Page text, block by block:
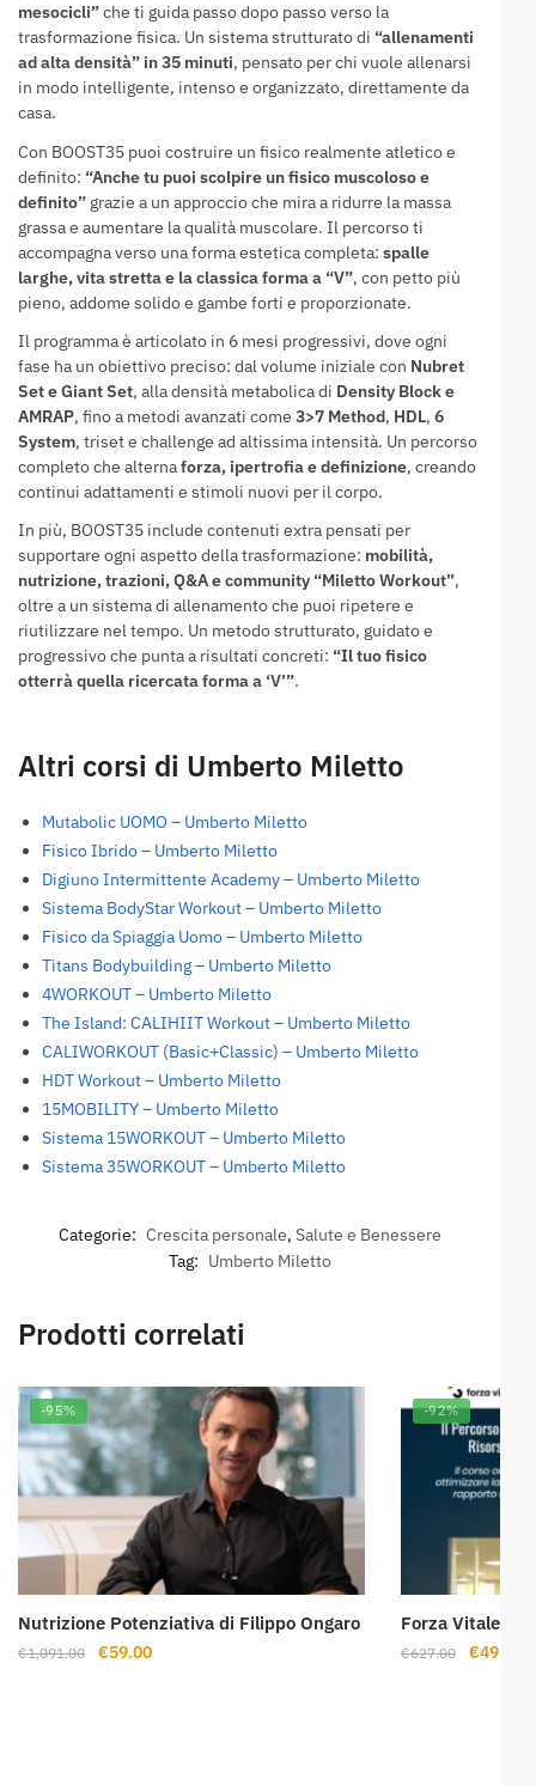
mesocicli”che ti guida passo dopo passo verso la
trasformazione fisica. Un sistema strutturato di “allenamenti
ad alta densità” in 35 minuti, pensato per chi vuole allenarsi
in modo intelligente, intenso e organizzato, direttamente da
casa.
Con BOOST35 puoi costruire un fisico realmente atletico e
definito: “Anche tu puoi scolpire un fisico muscoloso e
definito” grazie a un approccio che mira a ridurre la massa
grassa e aumentare la qualità muscolare. Il percorso ti
accompagna verso una forma estetica completa: spalle
larghe, vita stretta e la classica forma a “V”, con petto più
pieno, addome solido e gambe forti e proporzionate.
Il programma è articolato in 6 mesi progressivi, dove ogni
fase ha un obiettivo preciso: dal volume iniziale con Nubret
Set e Giant Set, alla densità metabolica di Density Block e
AMRAP, fino a metodi avanzati come 3>7 Method, HDL, 6
System, triset e challenge ad altissima intensità. Un percorso
completo che alternaforza, ipertrofia e definizione, creando
continui adattamenti e stimoli nuovi per il corpo.
In più, BOOST35 include contenuti extra pensati per
supportare ogni aspetto della trasformazione: mobilità,
nutrizione, trazioni, Q&A e community “Miletto Workout”,
oltre a un sistema di allenamento che puoi ripetere e
riutilizzare nel tempo. Un metodo strutturato, guidato e
progressivo che punta a risultati concreti: “Il tuo fisico
otterrà quella ricercata forma a ‘V’”.
Altri corsi di Umberto Miletto
Mutabolic UOMO – Umberto Miletto
Fisico Ibrido – Umberto Miletto
Digiuno Intermittente Academy – Umberto Miletto
Sistema BodyStar Workout – Umberto Miletto
Fisico da Spiaggia Uomo – Umberto Miletto
Titans Bodybuilding – Umberto Miletto
4WORKOUT – Umberto Miletto
The Island: CALIHIIT Workout – Umberto Miletto
CALIWORKOUT (Basic+Classic) – Umberto Miletto
HDT Workout – Umberto Miletto
15MOBILITY – Umberto Miletto
Sistema 15WORKOUT – Umberto Miletto
Sistema 35WORKOUT – Umberto Miletto
Categorie: Crescita personale, Salute e Benessere
Tag: Umberto Miletto
Prodotti correlati
-95%
Nutrizione Potenziativa di Filippo Ongaro
€1,091.00
Il
€59.00Il
-92%
Forza Vitale di
€627.00
Il
€49.00